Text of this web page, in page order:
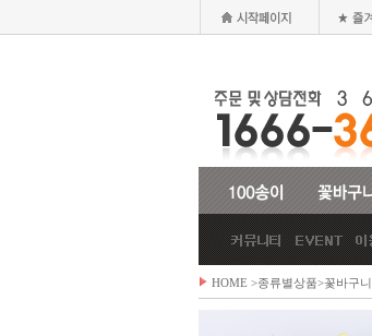
HOME >종류별상품>꽃바구니